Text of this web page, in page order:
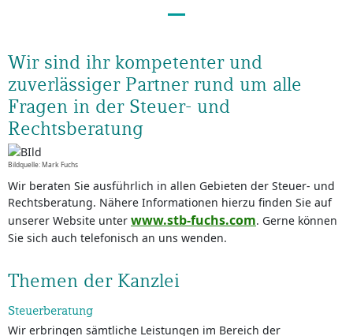
Wir sind ihr kompetenter und
zuverlässiger Partner rund um alle
Fragen in der Steuer- und
Rechtsberatung
Bildquelle: Mark Fuchs
Wir beraten Sie ausführlich in allen Gebieten der Steuer- und
Rechtsberatung. Nähere Informationen hierzu finden Sie auf
unserer Website unter www.stb-fuchs.com. Gerne können
Sie sich auch telefonisch an uns wenden.
Themen der Kanzlei
Steuerberatung
Wir erbringen sämtliche Leistungen im Bereich der